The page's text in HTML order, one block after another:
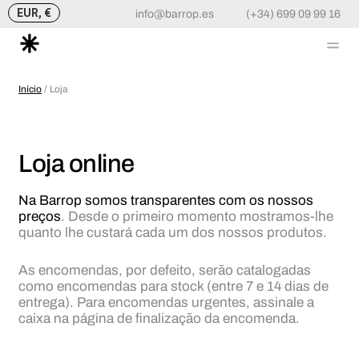
content
info@barrop.es (+34) 699 09 99 16
EUR, €
Início / Loja
Loja online
Na Barrop somos transparentes com os nossos
preços. Desde o primeiro momento mostramos-lhe
quanto lhe custará cada um dos nossos produtos.
As encomendas, por defeito, serão catalogadas
como encomendas para stock (entre 7 e 14 dias de
entrega). Para encomendas urgentes, assinale a
caixa na página de finalização da encomenda.